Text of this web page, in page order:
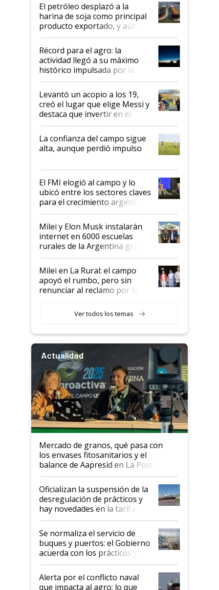
El petróleo desplazó a la
harina de soja como principal
producto exportado, y aún así
el agro aportó casi seis de cada
diez dólares y sostuvo el
liderazgo en un semestre
récord
Récord para el agro: la
actividad llegó a su máximo
histórico impulsada por la
cosecha y las exportaciones
Levantó un acopio a los 19,
creó el lugar que elige Messi y
destaca que invertir en el
kirchnerismo era como "darle
plata a un hijo para droga":
Juan Félix Rossetti, el libertario
que de una dura crisis salió
de Milei
La confianza del campo sigue
alta, aunque perdió impulso
El FMI elogió al campo y lo
ubicó entre los sectores claves
para el crecimiento argentino
Milei y Elon Musk instalarán
internet en 6000 escuelas
rurales de la Argentina gracias
a un acuerdo con Starlink
Milei en La Rural: el campo
apoyó el rumbo, pero sin
renunciar al reclamo por las
Ver todos los temas
Actualidad
Mercado de granos, qué pasa con
los envases fitosanitarios y el
balance de Aapresid en La Posta
Oficializan la suspensión de la
desregulación de prácticos y
hay novedades en la tarifa de
la hidrovía
Se normaliza el servicio de
buques y puertos: el Gobierno
acuerda con los prácticos y
suspende el decreto de
desregulación
Alerta por el conflicto naval
que impacta al agro: lo que